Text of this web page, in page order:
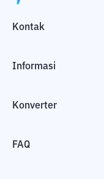
Kontak
Informasi
Konverter
FAQ